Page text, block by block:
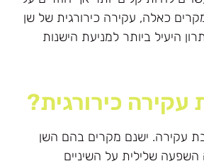
כאלה, עקירה כירורגית של שן
היעיל ביותר למניעת הישנות
כירורגית?
עקירה. ישנם מקרים בהם השן
השפעה שלילית על השיניים